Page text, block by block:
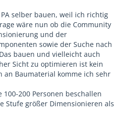
selber bauen, weil ich richtig
wäre nun ob die Community
und der
sowie der Suche nach
bauen und vielleicht auch
Sicht zu optimieren ist kein
an Baumaterial komme ich sehr
200 Personen beschallen
Stufe größer Dimensionieren als